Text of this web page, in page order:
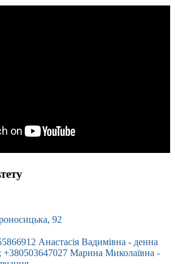
92
Анастасія Вадимівна - денна
+380503647027 Марина Миколаївна -